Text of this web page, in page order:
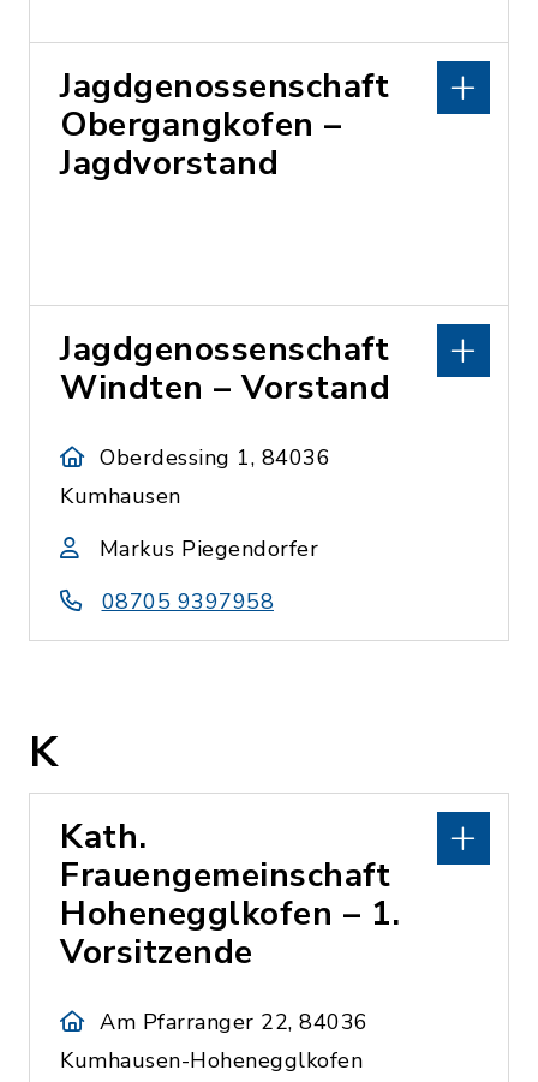
Jagdgenossenschaft
Obergangkofen –
Jagdvorstand
Jagdgenossenschaft
Windten – Vorstand
Oberdessing 1, 84036
Kumhausen
Markus Piegendorfer
08705 9397958
K
Kath.
Frauengemeinschaft
Hohenegglkofen – 1.
Vorsitzende
Am Pfarranger 22, 84036
Kumhausen-Hohenegglkofen